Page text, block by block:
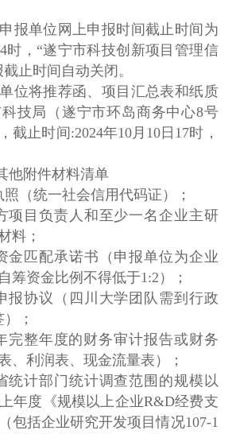
申报单位网上申报时间截止时间为
时，“遂宁市科技创新项目管理信
止时间自动关闭。
单位将推荐函、项目汇总表和纸质
技局（遂宁市环岛商务中心8号
截止时间:2024年10月10日17时，
他附件材料清单
照（统一社会信用代码证）；
项目负责人和至少一名企业主研
料；
金匹配承诺书（申报单位为企业
筹资金比例不得低于1:2）；
报协议（四川大学团队需到行政
；
完整年度的财务审计报告或财务
、利润表、现金流量表）；
统计部门统计调查范围的规模以
年度《规模以上企业R&D经费支
包括企业研究开发项目情况107-1